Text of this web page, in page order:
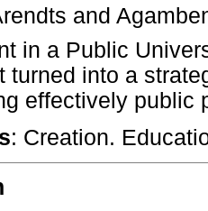
and
in a Public
turned into a
effectively public
: Creation.